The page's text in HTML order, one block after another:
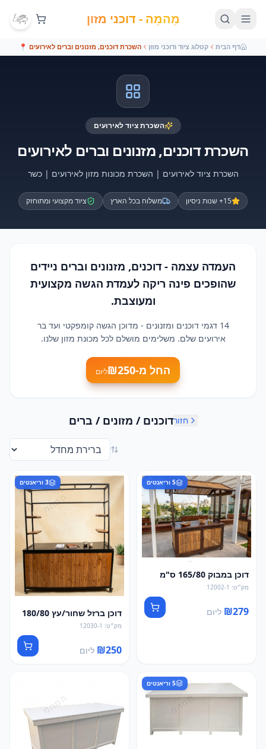
מֵהמֵה - דוכני מזון
דף הבית קטלוג ציוד ודוכני מזון השכרת דוכנים, מזנונים וברים לאירועים 📍
השכרת ציוד לאירועים
השכרת דוכנים, מזנונים וברים לאירועים
השכרת ציוד לאירועים | השכרת מכונות מזון לאירועים | כשר
15+ שנות ניסיון משלוח בכל הארץ ציוד מקצועי ומתוחזק
העמדה עצמה - דוכנים, מזנונים וברים ניידים
שהופכים פינה ריקה לעמדת הגשה מקצועית
ומעוצבת.
14 דגמי דוכנים ומזנונים - מדוכן הגשה קומפקטי ועד בר
אירועים שלם. משלימים מושלם לכל מכונת מזון שלנו.
החל מ-₪250 ליום
חזורדוכנים / מזונים / ברים
5 וריאנטים
דוכן במבוק 165/80 ס"מ
מק״ט:
12002-1
₪279 ליום
3 וריאנטים
דוכן ברזל שחור/עץ 180/80
מק״ט:
12030-1
₪250 ליום
5 וריאנטים